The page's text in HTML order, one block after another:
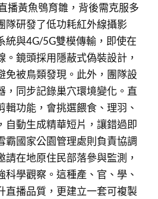
播黃魚鴞育雛，背後需克服多
隊研發了低功耗紅外線攝影
統與4G/5G雙模傳輸，即使在
。鏡頭採用隱蔽式偽裝設計，
免被鳥類發現。此外，團隊設
，同步記錄巢穴環境變化。直
功能，會挑選餵食、理羽、
自動生成精華短片，讓錯過即
霸國家公園管理處則負責協調
在地原住民部落參與監測，
科學觀察。這種產、官、學、
直播品質，更建立一套可複製